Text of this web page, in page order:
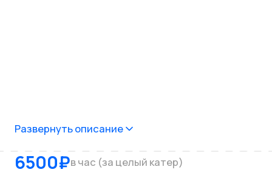
Развернуть описание
6500₽в час (за целый катер)